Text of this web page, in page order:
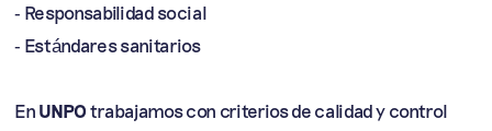
- Responsabilidad social
- Estándares sanitarios
En UNPOtrabajamos con criterios de calidad y control